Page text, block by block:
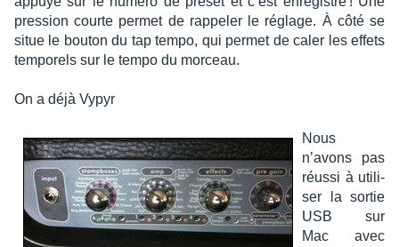
pres­sion courte permet de rappe­ler le réglage. À côté se
situe le bouton du tap tempo, qui permet de caler les effets
tempo­rels sur le tempo du morceau.
On a déjà Vypyr
Nous
n’avons pas
réussi à utili­
ser la sortie
USB sur
Mac avec